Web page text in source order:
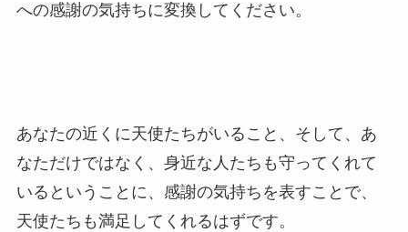
への感謝の気持ちに変換してください。
あなたの近くに天使たちがいること、そして、あ
なただけではなく、身近な人たちも守ってくれて
いるということに、感謝の気持ちを表すことで、
天使たちも満足してくれるはずです。